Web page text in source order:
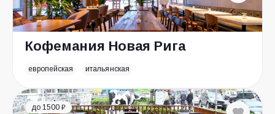
Кофемания Новая Рига
европейская итальянская
до 1500 ₽